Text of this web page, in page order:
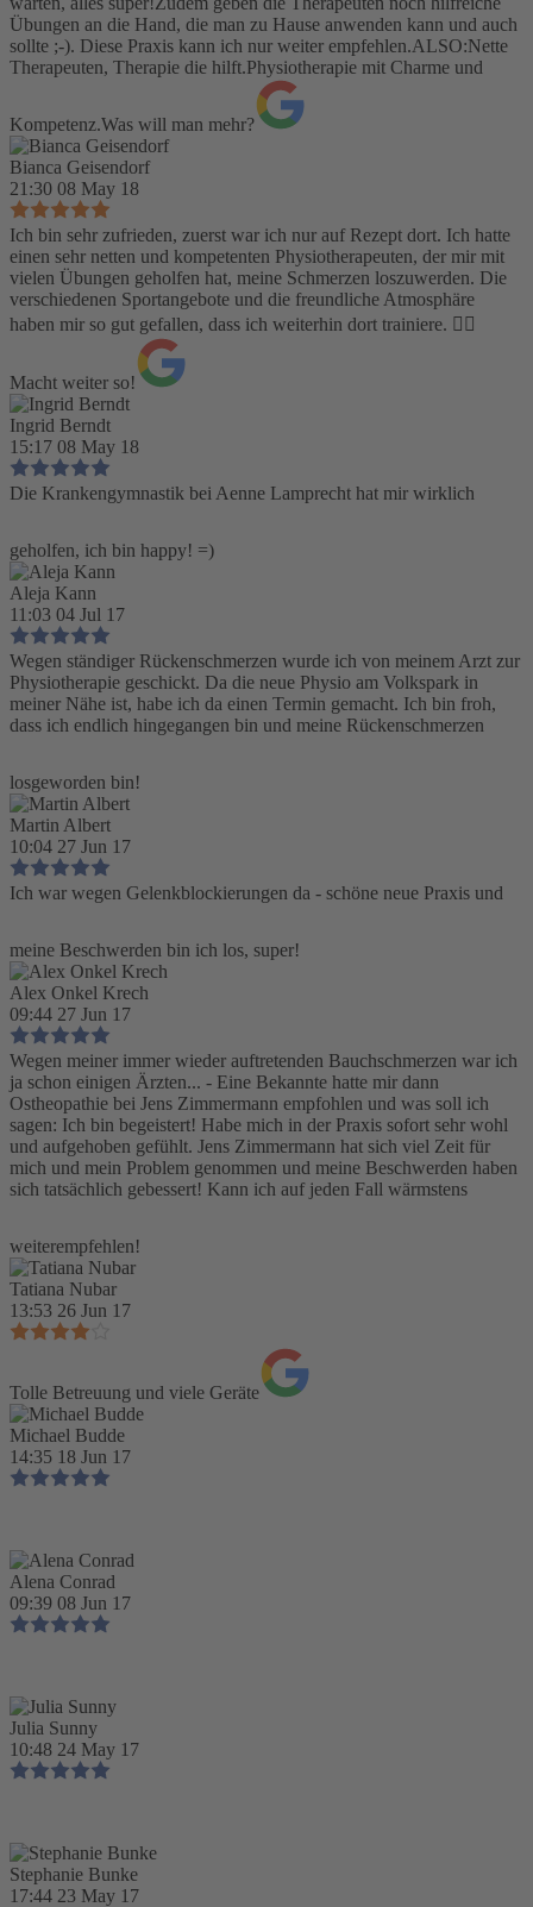
Übungen an die Hand, die man zu Hause anwenden kann und auch
sollte ;-). Diese Praxis kann ich nur weiter empfehlen.ALSO:Nette
Therapeuten, Therapie die hilft.Physiotherapie mit Charme und
Kompetenz.Was will man mehr?
Bianca Geisendorf
21:30 08 May 18
Ich bin sehr zufrieden, zuerst war ich nur auf Rezept dort. Ich hatte
einen sehr netten und kompetenten Physiotherapeuten, der mir mit
vielen Übungen geholfen hat, meine Schmerzen loszuwerden. Die
verschiedenen Sportangebote und die freundliche Atmosphäre
haben mir so gut gefallen, dass ich weiterhin dort trainiere. 👍🏻
Macht weiter so!
Ingrid Berndt
15:17 08 May 18
Die Krankengymnastik bei Aenne Lamprecht hat mir wirklich
geholfen, ich bin happy! =)
Aleja Kann
11:03 04 Jul 17
Wegen ständiger Rückenschmerzen wurde ich von meinem Arzt zur
Physiotherapie geschickt. Da die neue Physio am Volkspark in
meiner Nähe ist, habe ich da einen Termin gemacht. Ich bin froh,
dass ich endlich hingegangen bin und meine Rückenschmerzen
losgeworden bin!
Martin Albert
10:04 27 Jun 17
Ich war wegen Gelenkblockierungen da - schöne neue Praxis und
meine Beschwerden bin ich los, super!
Alex Onkel Krech
09:44 27 Jun 17
Wegen meiner immer wieder auftretenden Bauchschmerzen war ich
ja schon einigen Ärzten... - Eine Bekannte hatte mir dann
Ostheopathie bei Jens Zimmermann empfohlen und was soll ich
sagen: Ich bin begeistert! Habe mich in der Praxis sofort sehr wohl
und aufgehoben gefühlt. Jens Zimmermann hat sich viel Zeit für
mich und mein Problem genommen und meine Beschwerden haben
sich tatsächlich gebessert! Kann ich auf jeden Fall wärmstens
weiterempfehlen!
Tatiana Nubar
13:53 26 Jun 17
Tolle Betreuung und viele Geräte
Michael Budde
14:35 18 Jun 17
Alena Conrad
09:39 08 Jun 17
Julia Sunny
10:48 24 May 17
Stephanie Bunke
17:44 23 May 17